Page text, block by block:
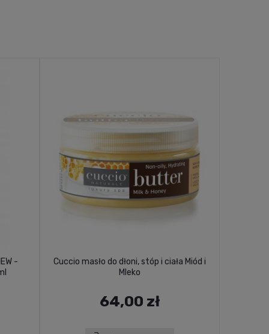
-
Cuccio masło do dłoni, stóp i ciała Miód i
Mleko
64,00 zł